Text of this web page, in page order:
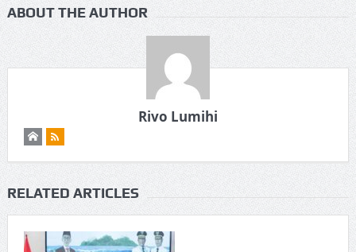
ABOUT THE AUTHOR
Rivo Lumihi
RELATED ARTICLES